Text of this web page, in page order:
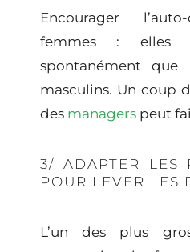
Encourager
femmes : elles
spontanément que
masculins. Un coup
des managers peut
3/ ADAPTER LES
POUR LEVER LES
L’un des plus